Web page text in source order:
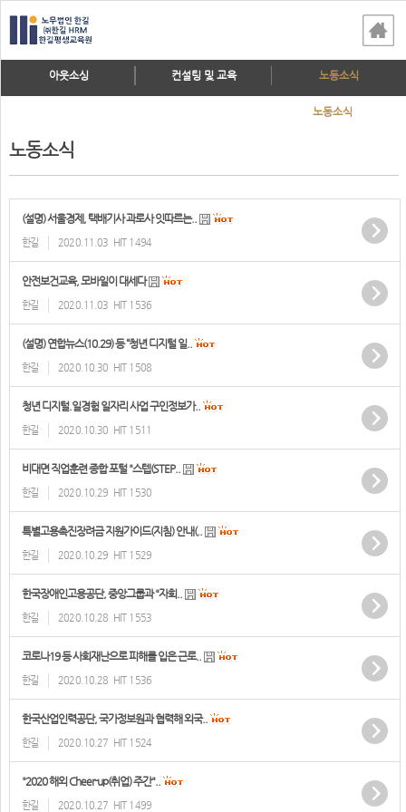
아웃소싱 컨설팅 및 교육 노동소식
노동소식
노동소식
(설명) 서울경제, 택배기사 과로사 잇따르는..
한길 2020.11.03 HIT 1494
안전보건교육, 모바일이 대세다
한길 2020.11.03 HIT 1536
(설명) 연합뉴스(10.29) 등 “청년 디지털 일..
한길 2020.10.30 HIT 1508
청년 디지털.일경험 일자리 사업 구인정보가..
한길 2020.10.30 HIT 1511
비대면 직업훈련 종합 포털 "스텝(STEP..
한길 2020.10.29 HIT 1530
특별고용촉진장려금 지원가이드(지침) 안내(..
한길 2020.10.29 HIT 1529
한국장애인고용공단, 중앙그룹과 "자회..
한길 2020.10.28 HIT 1553
코로나19 등 사회재난으로 피해를 입은 근로..
한길 2020.10.28 HIT 1536
한국산업인력공단, 국가정보원과 협력해 외국..
한길 2020.10.27 HIT 1524
"2020 해외 Cheer-up(취업) 주간"..
한길 2020.10.27 HIT 1499